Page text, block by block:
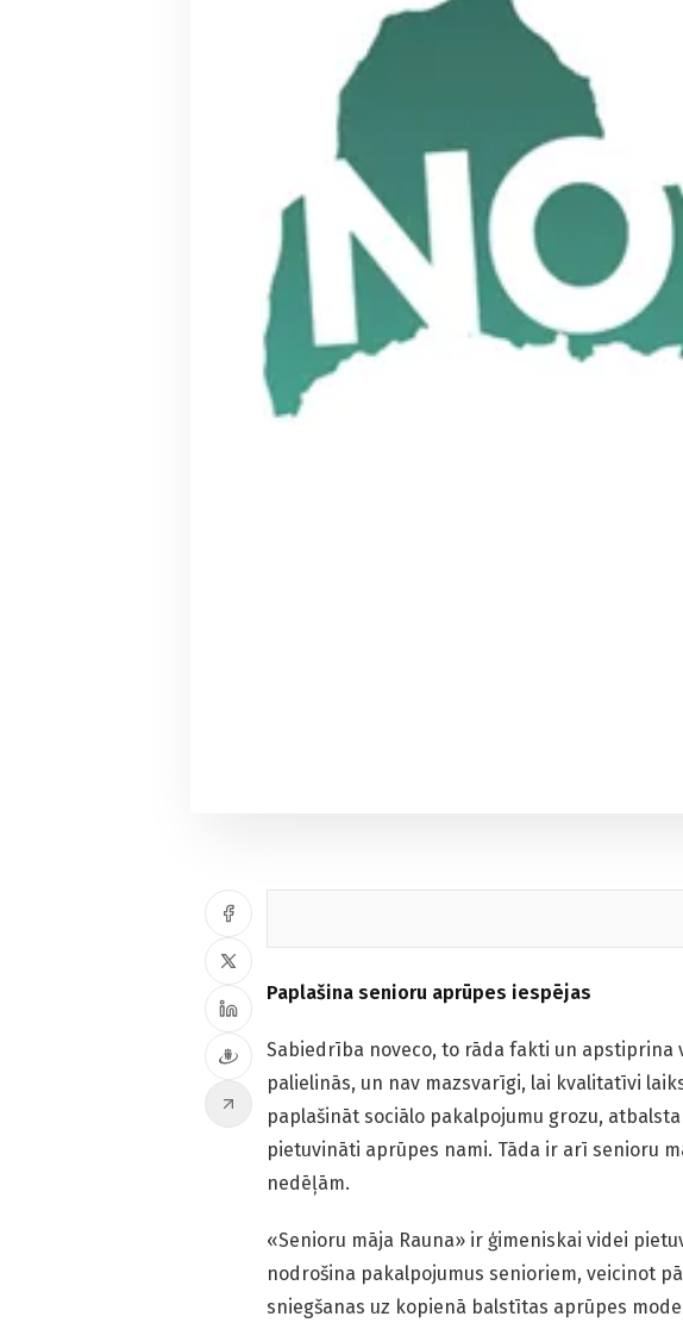
Paplašina senioru aprūpes iespējas
Sabiedrība noveco, to rāda fakti un apstiprina
palielinās, un nav mazsvarīgi, lai kvalitatīvi
paplašināt sociālo pakalpojumu grozu,
pietuvināti aprūpes nami. Tāda ir arī senioru
nedēļām.
«Senioru māja Rauna» ir ģimeniskai videi
nodrošina pakalpojumus senioriem, veicinot
sniegšanas uz kopienā balstītas aprūpes